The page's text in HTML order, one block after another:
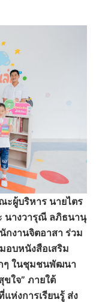
ผู้บริหาร นายไตร
นางวารุณี ลภิธนานุ
กงานจิตอาสา ร่วม
อบหนังสือเสริม
ๆ ในชุมชนพัฒนา
ใจ” ภายใต้
แห่งการเรียนรู้ ส่ง